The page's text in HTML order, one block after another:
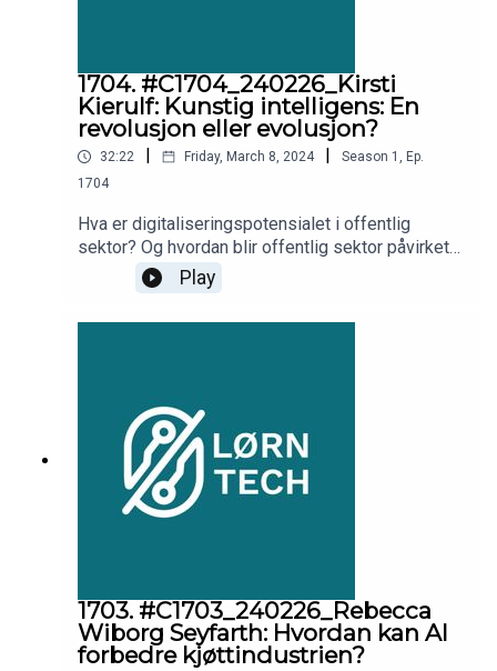
1704. #C1704_240226_Kirsti
Kierulf: Kunstig intelligens: En
revolusjon eller evolusjon?
32:22 Friday, March 8, 2024 Season 1 , Ep.
1704
Hva er digitaliseringspotensialet i offentlig
sektor? Og hvordan blir offentlig sektor påvirket
av AI? Kirsti Kierulf, administrerende direktør i
Norsk Kommunalteknisk Forening, gjester denne
episoden og diskuterer disse spørsmålene.
Play
1703. #C1703_240226_Rebecca
Wiborg Seyfarth: Hvordan kan AI
forbedre kjøttindustrien?